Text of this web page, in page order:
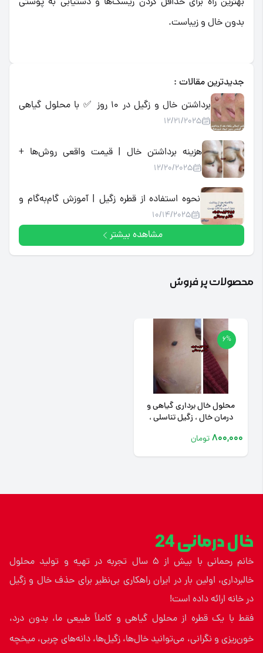
بدون خال و زیباست.
جدیدترین مقالات :
برداشتن خال و زگیل در ۱۰ روز ✅ با محلول گیاهی
اسید میوه | تضمینی، بدون درد و جراحی
12/21/2025
هزینه برداشتن خال | قیمت واقعی روش‌ها +
جایگزین خانگی کم‌هزینه
12/20/2025
نحوه استفاده از قطره زگیل | آموزش گام‌به‌گام و
مراقبت پس از آن
10/14/2025
مشاهده بیشتر
محصولات پر فروش
6%
محلول خال برداری گیاهی و
درمان خال ، زگیل تناسلی ،
800,000 تومان
خال درمانی 24
خانم رحمانی با بیش از ۵ سال تجربه در تهیه و تولید محلول
خالبرداری، اولین بار در ایران راهکاری بی‌نظیر برای حذف خال و زگیل
در خانه ارائه داده است!
فقط با یک قطره از محلول گیاهی و کاملاً طبیعی ما، بدون درد،
خون‌ریزی و نگرانی، می‌توانید خال‌ها، زگیل‌ها، دانه‌های چربی، میخچه